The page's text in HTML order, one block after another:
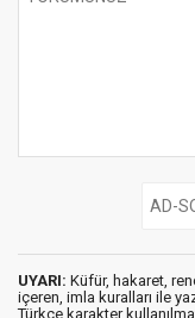
UYARI: Küfür, hakaret,
içeren, imla kuralları ile
Türkçe karakter